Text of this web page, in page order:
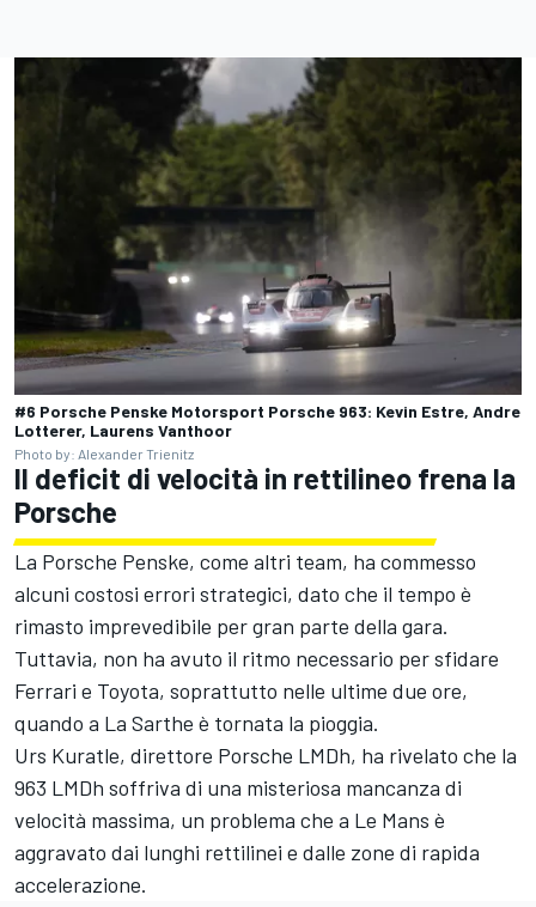
#6 Porsche Penske Motorsport Porsche 963: Kevin Estre, Andre
Lotterer, Laurens Vanthoor
Photo by: Alexander Trienitz
Il deficit di velocità in rettilineo frena la
Porsche
La Porsche Penske, come altri team, ha commesso
alcuni costosi errori strategici, dato che il tempo è
rimasto imprevedibile per gran parte della gara.
Tuttavia, non ha avuto il ritmo necessario per sfidare
Ferrari e Toyota, soprattutto nelle ultime due ore,
quando a La Sarthe è tornata la pioggia.
Urs Kuratle, direttore Porsche LMDh, ha rivelato che la
963 LMDh soffriva di una misteriosa mancanza di
velocità massima, un problema che a Le Mans è
aggravato dai lunghi rettilinei e dalle zone di rapida
accelerazione.